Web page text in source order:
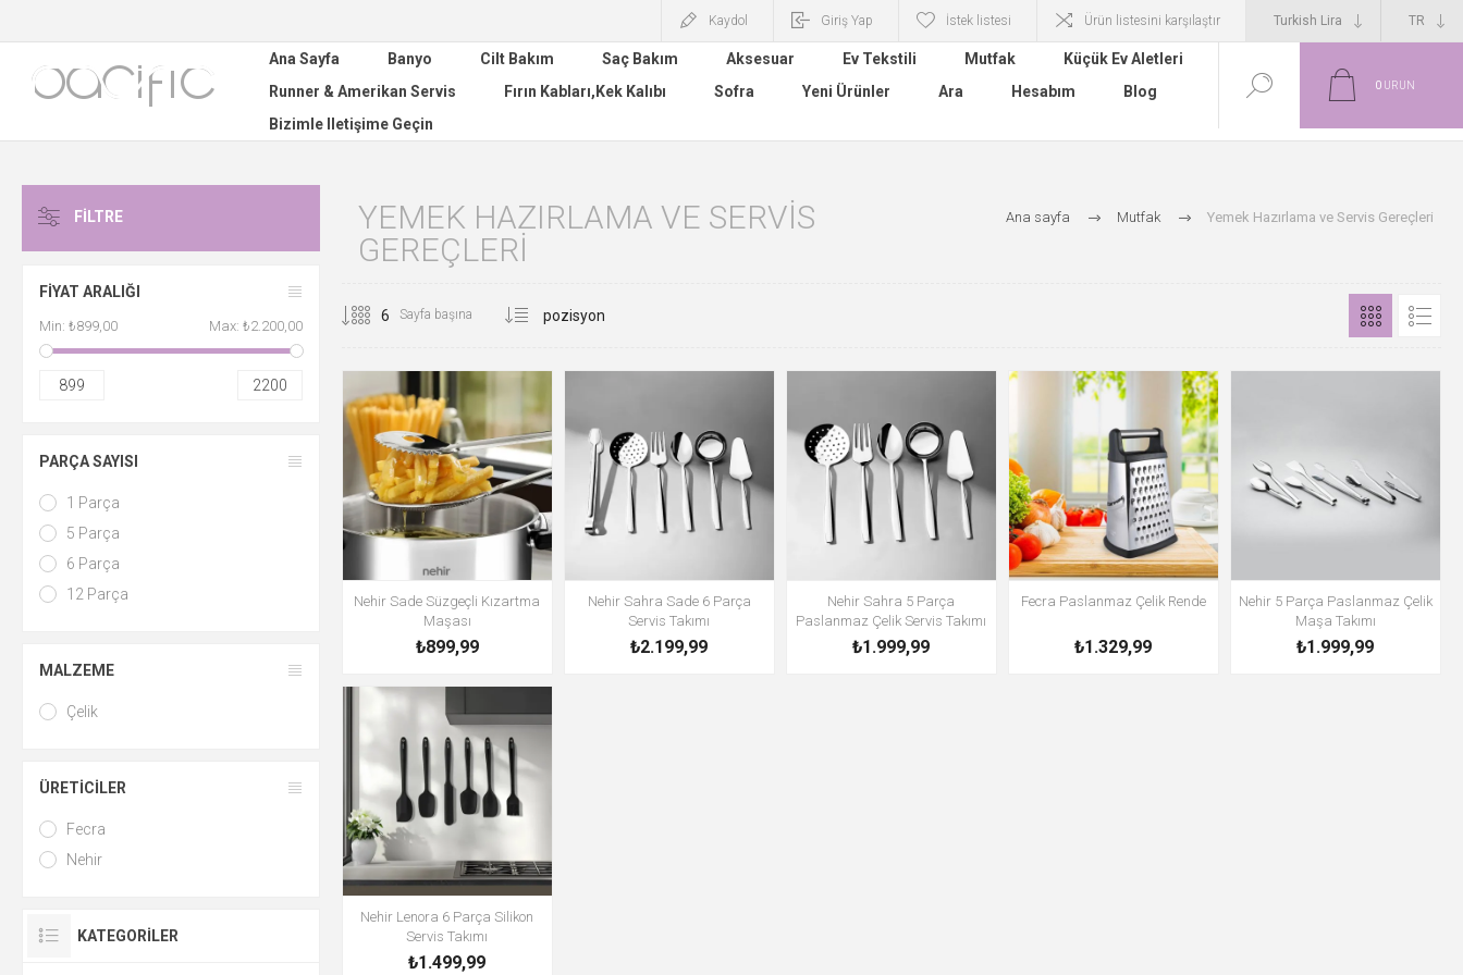
Kaydol Giriş Yap İstek listesi Ürün listesini karşılaştır
Ana Sayfa Banyo Cilt Bakım Saç Bakım Aksesuar Ev Tekstili Mutfak
Küçük Ev Aletleri
Runner & Amerikan Servis
Fırın Kabları,Kek Kalıbı Sofra Yeni Ürünler Ara Hesabım
Blog
Bizimle Iletişime Geçin
0 ÜRÜN
Ana sayfa Mutfak Yemek Hazırlama ve Servis Gereçleri
YEMEK HAZIRLAMA VE SERVIS
GEREÇLERI
Sayfa başına
Nehir Sade Süzgeçli Kızartma
Maşası
₺899,99
Nehir Sahra Sade 6 Parça
Servis Takımı
₺2.199,99
Nehir Sahra 5 Parça
Paslanmaz Çelik Servis Takımı
₺1.999,99
Fecra Paslanmaz Çelik Rende
₺1.329,99
Nehir 5 Parça Paslanmaz Çelik
Maşa Takımı
₺1.999,99
Nehir Lenora 6 Parça Silikon
Servis Takımı
₺1.499,99
FILTRE
FIYAT ARALIĞI
Min: ₺899,00 Max: ₺2.200,00
899 2200
PARÇA SAYISI
1 Parça
5 Parça
6 Parça
12 Parça
MALZEME
Çelik
ÜRETICILER
Fecra
Nehir
KATEGORILER